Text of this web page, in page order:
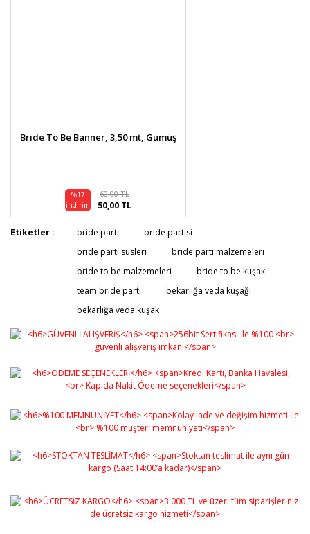
Bride To Be Banner, 3,50 mt, Gümüş
%17
indirim
60,00 TL
50,00 TL
Etiketler : bride parti
bride partisi
bride parti süsleri
bride parti malzemeleri
bride to be malzemeleri
bride to be kuşak
team bride parti
bekarlığa veda kuşağı
bekarlığa veda kuşak